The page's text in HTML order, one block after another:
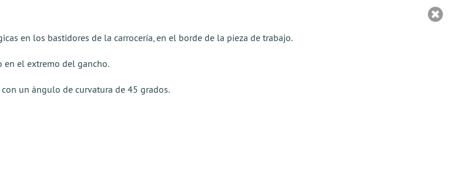
en los bastidores de la carrocería, en el borde de la pieza de trabajo.
en el extremo del gancho.
un ángulo de curvatura de 45 grados.